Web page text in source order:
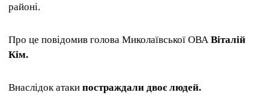
районі.
Про це повідомив голова Миколаївської ОВА Віталій
Кім.
Внаслідок атаки постраждали двоє людей.